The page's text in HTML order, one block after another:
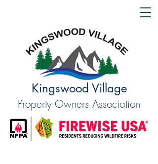
Kingswood Village
Property Owners Association